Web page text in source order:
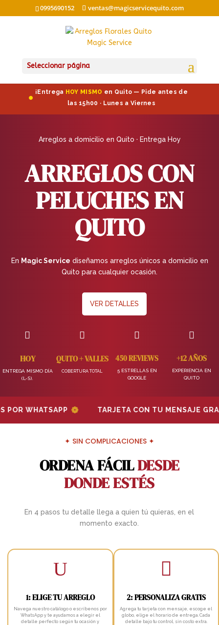
0995690152 ventas@magicservicequito.com
Seleccionar página
¡Entrega HOY MISMO en Quito — Pide antes de
las 15h00 · Lunes a Viernes
Arreglos a domicilio en Quito · Entrega Hoy
ARREGLOS CON
PELUCHES EN
QUITO
En Magic Service diseñamos arreglos únicos a domicilio en
Quito para cualquier ocasión.
VER DETALLES

HOY
ENTREGA MISMO DÍA
(L-S).

QUITO + VALLES
COBERTURA TOTAL

450 REVIEWS
5 ESTRELLAS EN
GOOGLE

+12 AÑOS
EXPERIENCIA EN
QUITO
WHATSAPP ❁ TARJETA CON TU MENSAJE GRATIS
✦ SIN COMPLICACIONES ✦
ORDENA FÁCILDESDE
DONDE ESTÉS
En 4 pasos tu detalle llega a quien tú quieras, en el
momento exacto.
U
1: ELIGE TU ARREGLO
Navega nuestro catálogo o escríbenos por
WhatsApp y te ayudamos a elegir el
detalle perfecto según tu ocasión y

2: PERSONALIZA GRATIS
Agrega tu tarjeta con mensaje, escoge el
globo, elige el horario de entrega. Cada
detalle bajo tu control, sin costo extra.